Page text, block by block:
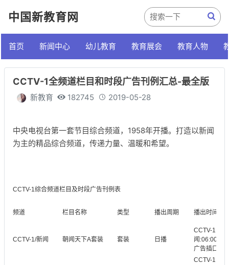
中国新教育网
首页 新闻中心 幼儿教育 教育展会 教育人物
CCTV-1全频道栏目和时段广告刊例汇总-最全版
新教育 182745 2019-05-28
中央电视台第一套节目综合频道，1958年开播。打造以新闻
为主的精品综合频道，传递力量、温暖和希望。
CCTV-1综合频道栏目及时段广告刊例表
频道 栏目名称 类型 播出周期 播出时间
CCTV-1/新闻 朝闻天下A套装 套装 日播
CCTV-
闻:06:00-
广告插口：
CCTV-